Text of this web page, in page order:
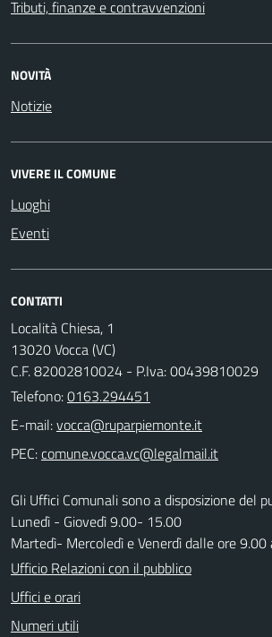
Tributi, finanze e contravvenzioni
NOVITÀ
Notizie
VIVERE IL COMUNE
Luoghi
Eventi
CONTATTI
Località Chiesa, 1
13020 Vocca (VC)
C.F. 82002810024 - P.Iva: 00439810029
Telefono:0163.294451
E-mail:
PEC:
Gli Uffici Comunali sono a disposizione del
Lunedì - Giovedì 9.00- 15.00
Martedì- Mercoledì e Venerdì dalle ore
Ufficio Relazioni con il pubblico
Uffici e orari
Numeri utili